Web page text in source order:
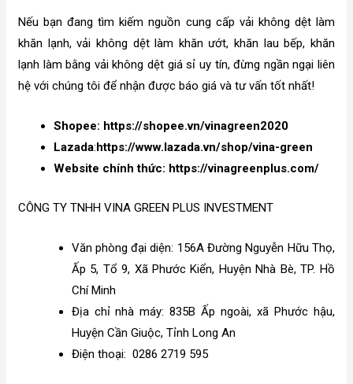
Nếu bạn đang tìm kiếm nguồn cung cấp vải không dệt làm
khăn lạnh, vải không dệt làm khăn ướt, khăn lau bếp, khăn
lạnh làm bằng vải không dệt giá sỉ uy tín, đừng ngần ngại liên
hệ với chúng tôi để nhận được báo giá và tư vấn tốt nhất!
Shopee: https://shopee.vn/vinagreen2020
Lazada:https://www.lazada.vn/shop/vina-green
Website chính thức: https://vinagreenplus.com/
CÔNG TY TNHH VINA GREEN PLUS INVESTMENT
Văn phòng đại diện: 156A Đường Nguyễn Hữu Thọ,
Ấp 5, Tổ 9, Xã Phước Kiển, Huyện Nhà Bè, TP. Hồ
Chí Minh
Địa chỉ nhà máy: 835B Ấp ngoài, xã Phước hậu,
Huyện Cần Giuộc, Tỉnh Long An
Điện thoại: 0286 2719 595